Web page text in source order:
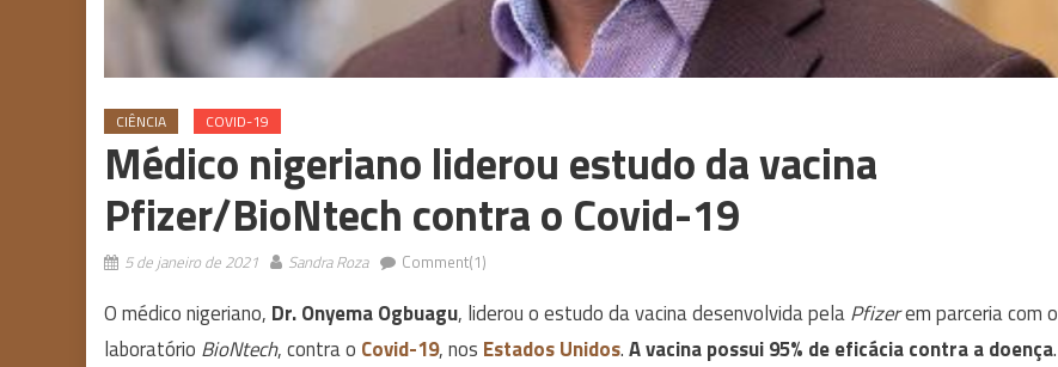
CIÊNCIA COVID-19
Médico nigeriano liderou estudo da vacina
Pfizer/BioNtech contra o Covid-19
5 de janeiro de 2021 Sandra Roza Comment(1)
O médico nigeriano, Dr. Onyema Ogbuagu, liderou o estudo da vacina desenvolvida pelaPfizerem parceria com o
laboratório BioNtech, contra o Covid-19, nos Estados Unidos.A vacina possui 95% de eficácia contra a doença.